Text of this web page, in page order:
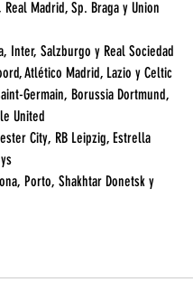
Real Madrid, Sp. Braga y Union
Inter, Salzburgo y Real Sociedad
Atlético Madrid, Lazio y Celtic
Germain, Borussia Dortmund,
United
City, RB Leipzig, Estrella
Porto, Shakhtar Donetsk y